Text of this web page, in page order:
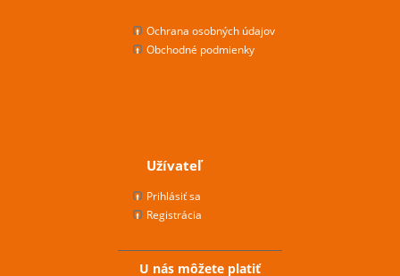
Ochrana osobných údajov
Obchodné podmienky
Užívateľ
Prihlásiť sa
Registrácia
U nás môžete platiť